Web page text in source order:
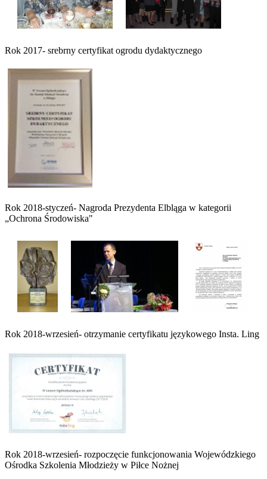
Rok 2017- srebrny certyfikat ogrodu dydaktycznego
Rok 2018-styczeń- Nagroda Prezydenta Elbląga w kategorii
„Ochrona Środowiska"
Rok 2018-wrzesień- otrzymanie certyfikatu językowego Insta. Ling
Rok 2018-wrzesień- rozpoczęcie funkcjonowania Wojewódzkiego
Ośrodka Szkolenia Młodzieży w Piłce Nożnej